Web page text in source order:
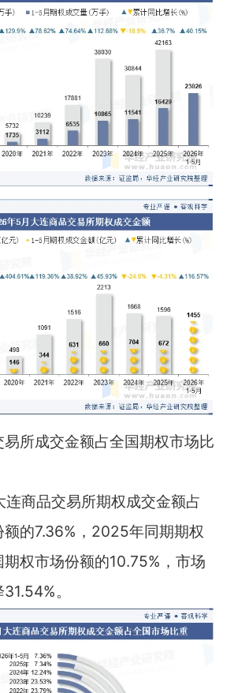
所成交金额占全国期权市场比
商品交易所期权成交金额占
的7.36%，2025年同期期权
权市场份额的10.75%，市场
。